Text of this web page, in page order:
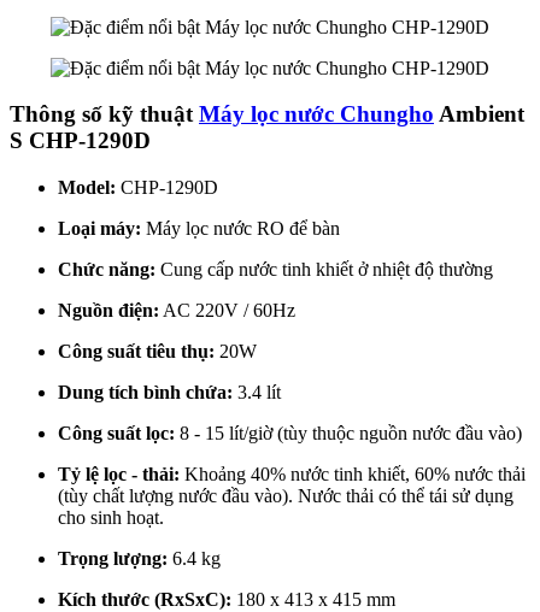
Thông số kỹ thuậtMáy lọc nước Chungho Ambient
S CHP-1290D
Model: CHP-1290D
Loại máy: Máy lọc nước RO để bàn
Chức năng: Cung cấp nước tinh khiết ở nhiệt độ thường
Nguồn điện: AC 220V / 60Hz
Công suất tiêu thụ: 20W
Dung tích bình chứa: 3.4 lít
Công suất lọc: 8 - 15 lít/giờ (tùy thuộc nguồn nước đầu vào)
Tỷ lệ lọc - thải: Khoảng 40% nước tinh khiết, 60% nước thải
(tùy chất lượng nước đầu vào). Nước thải có thể tái sử dụng
cho sinh hoạt.
Trọng lượng: 6.4 kg
Kích thước (RxSxC): 180 x 413 x 415 mm